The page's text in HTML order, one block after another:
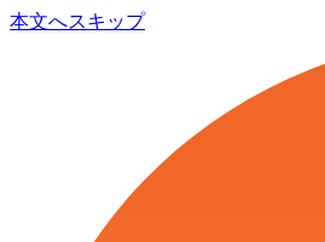
本文へスキップ